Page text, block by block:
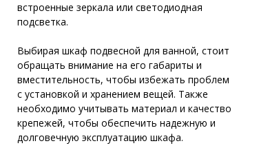
встроенные зеркала или светодиодная
подсветка.
Выбирая шкаф подвесной для ванной, стоит
обращать внимание на его габариты и
вместительность, чтобы избежать проблем
с установкой и хранением вещей. Также
необходимо учитывать материал и качество
крепежей, чтобы обеспечить надежную и
долговечную эксплуатацию шкафа.